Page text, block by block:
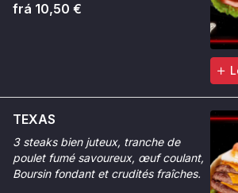
frá 10,50 €
TEXAS
3 steaks bien juteux, tranche de
poulet fumé savoureux, œuf coulant,
Boursin fondant et crudités fraîches.